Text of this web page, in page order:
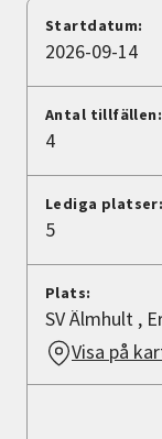
Avdelningar
Lyssna
Startdatum:
2026-09-14
Antal tillfällen:
4
Lediga platser:
5
Plats:
SV Älmhult ,
Visa på